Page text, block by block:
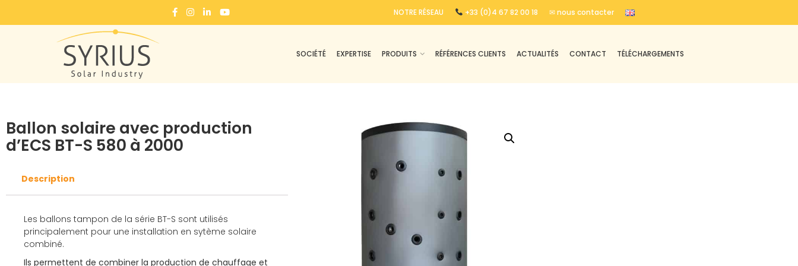
NOTRE RÉSEAU +33 (0)4 67 82 00 18 ✉ nous contacter
SOCIÉTÉ EXPERTISE PRODUITS RÉFÉRENCES CLIENTS ACTUALITÉS CONTACT TÉLÉCHARGEMENTS
Ballons pour SSC (Système Solaire Combiné)
Ballon solaire avec production
d’ECS BT-S 580 à 2000
Description
Les ballons tampon de la série BT-S sont utilisés
principalement pour une installation en sytème solaire
combiné.
Ils permettent de combiner la production de chauffage et